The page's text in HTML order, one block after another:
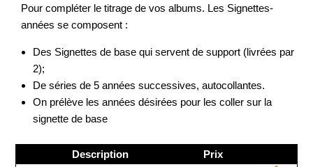
Pour compléter le titrage de vos albums. Les Signettes-
années se composent :
Des Signettes de base qui servent de support (livrées par
2);
De séries de 5 années successives, autocollantes.
On prélève les années désirées pour les coller sur la
signette de base
Description
Prix